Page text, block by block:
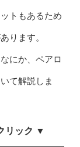
トもあるため
ります。
にか、ペアロ
て解説しま
リック ▼